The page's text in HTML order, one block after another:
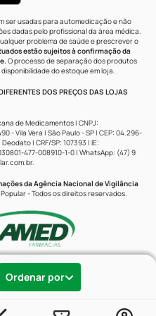
Ordenar por
ser usadas para automedicação e não
dadas pelo profissional da área médica.
problema de saúde e prescrever o
estão sujeitos à confirmação da
O processo de separação dos produtos
do estoque em loja.
DOS PREÇOS DAS LOJAS
de Medicamentos | CNPJ:
- Vila Vera | São Paulo - SP | CEP: 04.296-
| CRF/SP: 107393 | IE:
477-008910-1-0 | WhatsApp: (47) 9
.
da Agência Nacional de Vigilância
- Todos os direitos reservados.
Developed by